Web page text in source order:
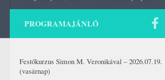
PROGRAMAJÁNLÓ
Festőkurzus Simon M. Veronikával – 2026.07.19.
(vasárnap)